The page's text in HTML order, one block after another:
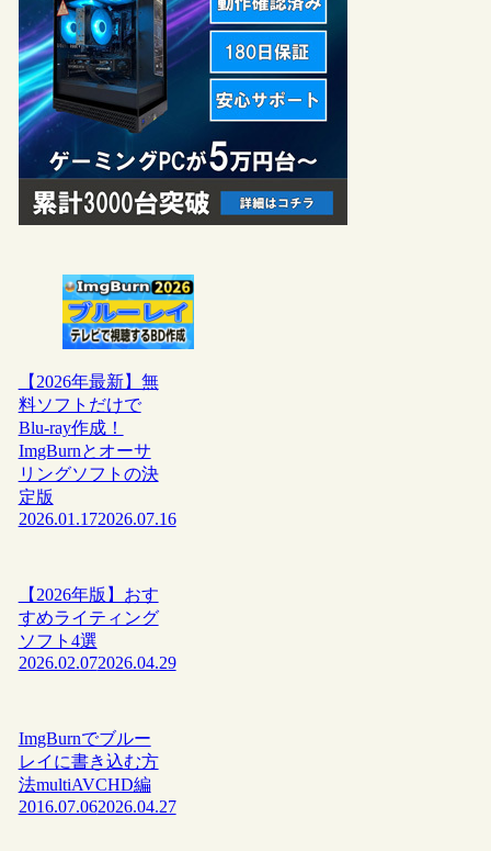
【2026年最新】無
料ソフトだけで
Blu-ray作成！
ImgBurnとオーサ
リングソフトの決
定版
2026.01.172026.07.16
【2026年版】おす
すめライティング
ソフト4選
2026.02.072026.04.29
ImgBurnでブルー
レイに書き込む方
法multiAVCHD編
2016.07.062026.04.27